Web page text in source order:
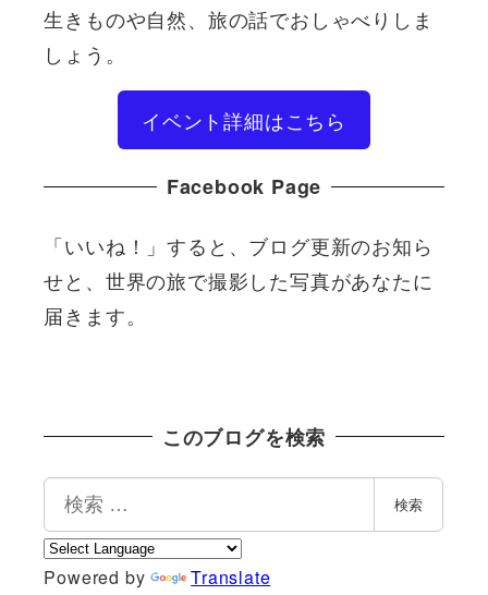
生きものや自然、旅の話でおしゃべりしま
しょう。
イベント詳細はこちら
Facebook Page
「いいね！」すると、ブログ更新のお知ら
せと、世界の旅で撮影した写真があなたに
届きます。
このブログを検索
索
検索
Powered by Translate